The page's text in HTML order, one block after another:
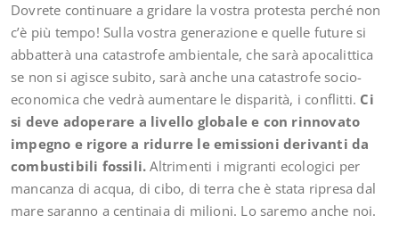
Dovrete continuare a gridare la vostra protesta perché non
c’è più tempo! Sulla vostra generazione e quelle future si
abbatterà una catastrofe ambientale, che sarà apocalittica
se non si agisce subito, sarà anche una catastrofe socio-
economica che vedrà aumentare le disparità, i conflitti. Ci
si deve adoperare a livello globale e con rinnovato
impegno e rigore a ridurre le emissioni derivanti da
combustibili fossili. Altrimenti i migranti ecologici per
mancanza di acqua, di cibo, di terra che è stata ripresa dal
mare saranno a centinaia di milioni. Lo saremo anche noi.